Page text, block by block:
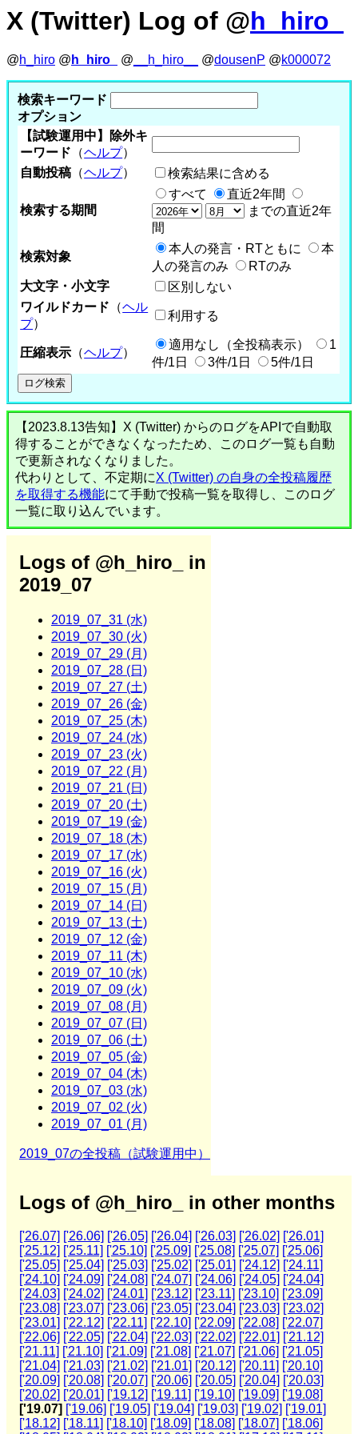
X (Twitter) Log of @h_hiro_
@h_hiro @ h_hiro_ @ __h_hiro__ @dousenP @k000072
検索キーワード
オプション
【試験運用中】除外キ
ーワード （ヘルプ）
自動投稿 （ヘルプ） 検索結果に含める
検索する期間
すべて
直近2年間
までの直近2年
間
検索対象
本人の発言・RTともに
本
人の発言のみ
RTのみ
大文字・小文字
区別しない
ワイルドカード （ヘル
プ）
利用する
圧縮表示 （ヘルプ）
適用なし（全投稿表示）
1
件/1日
3件/1日 5件/1日
【2023.8.13告知】X (Twitter) からのログをAPIで自動取
得することができなくなったため、このログ一覧も自動
で更新されなくなりました。
代わりとして、不定期にX (Twitter) の自身の全投稿履歴
を取得する機能にて手動で投稿一覧を取得し、このログ
一覧に取り込んでいます。
Logs of @h_hiro_ in
2019_07
2019_07_31 (水)
2019_07_30 (火)
2019_07_29 (月)
2019_07_28 (日)
2019_07_27 (土)
2019_07_26 (金)
2019_07_25 (木)
2019_07_24 (水)
2019_07_23 (火)
2019_07_22 (月)
2019_07_21 (日)
2019_07_20 (土)
2019_07_19 (金)
2019_07_18 (木)
2019_07_17 (水)
2019_07_16 (火)
2019_07_15 (月)
2019_07_14 (日)
2019_07_13 (土)
2019_07_12 (金)
2019_07_11 (木)
2019_07_10 (水)
2019_07_09 (火)
2019_07_08 (月)
2019_07_07 (日)
2019_07_06 (土)
2019_07_05 (金)
2019_07_04 (木)
2019_07_03 (水)
2019_07_02 (火)
2019_07_01 (月)
2019_07の全投稿（試験運用中）
Logs of @h_hiro_ in other months
['26.07] ['26.06] ['26.05] ['26.04] ['26.03] ['26.02] ['26.01]
['25.12] ['25.11] ['25.10] ['25.09] ['25.08] ['25.07] ['25.06]
['25.05] ['25.04] ['25.03] ['25.02] ['25.01] ['24.12] ['24.11]
['24.10] ['24.09] ['24.08] ['24.07] ['24.06] ['24.05] ['24.04]
['24.03] ['24.02] ['24.01] ['23.12] ['23.11] ['23.10] ['23.09]
['23.08] ['23.07] ['23.06] ['23.05] ['23.04] ['23.03] ['23.02]
['23.01] ['22.12] ['22.11] ['22.10] ['22.09] ['22.08] ['22.07]
['22.06] ['22.05] ['22.04] ['22.03] ['22.02] ['22.01] ['21.12]
['21.11] ['21.10] ['21.09] ['21.08] ['21.07] ['21.06] ['21.05]
['21.04] ['21.03] ['21.02] ['21.01] ['20.12] ['20.11] ['20.10]
['20.09] ['20.08] ['20.07] ['20.06] ['20.05] ['20.04] ['20.03]
['20.02] ['20.01] ['19.12] ['19.11] ['19.10] ['19.09] ['19.08]
['19.07] ['19.06] ['19.05] ['19.04] ['19.03] ['19.02] ['19.01]
['18.12] ['18.11] ['18.10] ['18.09] ['18.08] ['18.07] ['18.06]